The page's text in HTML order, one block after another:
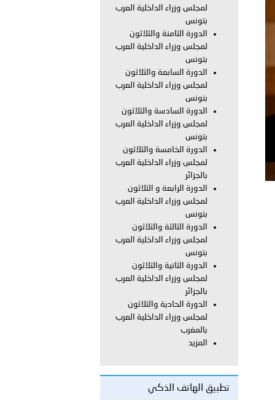
تطلع وفد الشرطة الإيطالية على منظومتي التأهيل الشرطي
تنظم حملة للتبرع بالدم في منطقة الظفرة تعزيزا للمسؤولية
الأميريين معالي النائب الأول لرئيس مجلس الوزراء
العام..
في أعمال الاجتماع الثالث عشر للجنة رؤساء الاتحادات الرياضية
عشر للمسؤولين عن الأمن السياحي 2026.
لمجلس وزراء الداخلية العرب
بتونس
الدورة الثامنة والثلاثون
لمجلس وزراء الداخلية العرب
بتونس
الدورة السابعة والثلاثون
لمجلس وزراء الداخلية العرب
بتونس
الدورة السادسة والثلاثون
لمجلس وزراء الداخلية العرب
بتونس
الدورة الخامسة والثلاثون
لمجلس وزراء الداخلية العرب
بالجزائر
الدورة الرابعة و الثلاثون
لمجلس وزراء الداخلية العرب
بتونس
الدورة الثالثة والثلاثون
لمجلس وزراء الداخلية العرب
بتونس
الدورة الثانية والثلاثون
لمجلس وزراء الداخلية العرب
بالجزائر
الدورة الحادية والثلاثون
لمجلس وزراء الداخلية العرب
بالمغرب
المزيد
تطبيق الهاتف الذكي